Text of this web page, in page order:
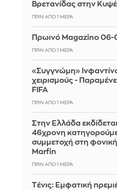
Βρετανίδας στην
ΠΡΙΝ ΑΠΌ 1 ΜΈΡΑ
Πρωινό Magazino
ΠΡΙΝ ΑΠΌ 1 ΜΈΡΑ
«Συγγνώμη»
χειρισμούς -
FIFA
ΠΡΙΝ ΑΠΌ 1 ΜΈΡΑ
Στην Ελλάδα
46χρονη
συμμετοχή στη
Marfin
ΠΡΙΝ ΑΠΌ 1 ΜΈΡΑ
Tένις: Εμφατική